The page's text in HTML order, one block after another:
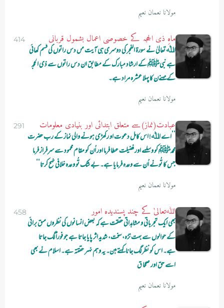
مولانا نعمان نعیم
ماہِ ذی الحجہ کے خصوصی اعمال بشمول قربانی
اﷲ تعالیٰ نے سورۃ الفجر کی دوسری ہی آیت مں دس راتوں کی قسم کھائی
ہے نبیﷺ کے ارشاد مبارک کے مطابق ان دس راتوں سے ذی الحجہ
کے مہنےن کا پہلا عشرہ مراد ہے۔
مولانا نعمان نعیم
414
عبادت(نماز)سے متعلق ابتدائی اور بنیادی معلومات
’’اے اﷲ! اس کامل دعوت او رکھڑی ہونے والی نماز کے رب حضرت
محمدﷺ کو وسلہے اور فضیلت عطا فرما اور اُن کو مقام محمود سے سرفراز فرما
جس کا تُونے اُن سے وعدہ فرمایا ہے۔ بے شک تُو وعدہ خلافی نہںح کرتا‘‘
مولانا نعمان نعیم
291
اﷲتعالیٰ کے چند پسندیدہ امور
بھی ایک تجرباتی و مشاہداتی حققت ہے کہ بعض انسانوں کی نظروں مںق برائی
کے حوالوں سے بہت تزہ، سخت، شدید اثر پایا جاتا ہے جو فوراً لگ جاتا
ہے۔ اس کو نظر لگ جانا کہتے ہںن۔ یہ وہم نہںر حققتہ ہے۔ اسلام نے بھی
اسے حق اور صححا ق
مولانا نعمان نعیم
458